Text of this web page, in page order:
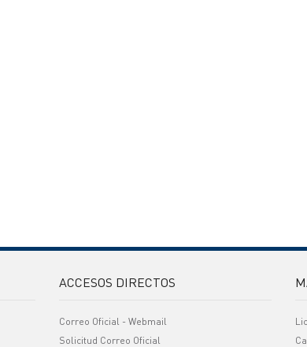
ACCESOS DIRECTOS
Correo Oficial - Webmail
Solicitud Correo Oficial